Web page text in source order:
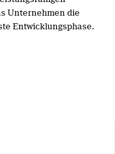
Unternehmen die
Entwicklungsphase.